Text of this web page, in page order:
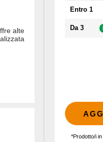
alte
Entro 1
Da 3
*Prodotto/i